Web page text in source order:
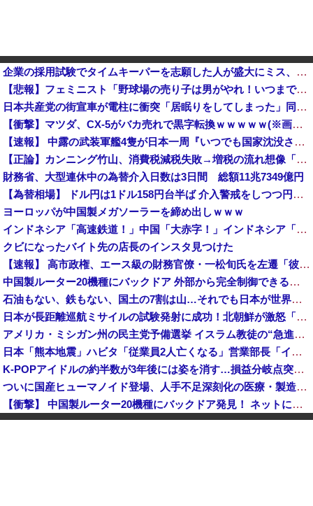
企業の採用試験でタイムキーパーを志願した人が盛大にミス、グループは険悪になりタイムアップとなったが……
【悲報】フェミニスト「野球場の売り子は男がやれ！いつまで女性を奴隷扱いする気だ」他
日本共産党の街宣車が電柱に衝突「居眠りをしてしまった」同乗していた県議を含め男女3人重傷
【衝撃】マツダ、CX-5がバカ売れで黒字転換ｗｗｗｗｗ(※画像あり)
【速報】 中露の武装軍艦4隻が日本一周『いつでも国家沈没させられるぞ』
【正論】カンニング竹山、消費税減税失敗→増税の流れ想像「次誰が総理やりたいと思います？」
財務省、大型連休中の為替介入日数は3日間 総額11兆7349億円
【為替相場】 ドル円は1ドル158円台半ば 介入警戒をしつつ円売りが続行
ヨーロッパが中国製メガソーラーを締め出しｗｗｗ
インドネシア「高速鉄道！」中国「大赤字！」インドネシア「運営会社の株式購入！（負債対策」中国「はい（巨額負債」インドネシア「700km延伸計画！（実質中止」→
クビになったバイト先の店長のインスタ見つけた
【速報】 高市政権、エース級の財務官僚・一松旬氏を左遷「彼は協力的でなかった」財務省の言いなりではないことが判明
中国製ルーター20機種にバックドア 外部から完全制御できる機能が仕込まれていた
石油もない、鉄もない、国土の7割は山…それでも日本が世界屈指の経済大国になれた「勤勉さ」以外の勝因！
日本が長距離巡航ミサイルの試験発射に成功！北朝鮮が激怒「日本が戦争国家になろうとしている」「絶対に傍観しない、必ず後悔させる」
アメリカ・ミシガン州の民主党予備選挙 イスラム教徒の“急進左派”候補が勝利確実に⋯トランプ氏は批判
日本「熊本地震」ハビタ「従業員2人亡くなる」営業部長「イオンのスタッフに制止されなかった」日本「部長が連絡後の店員行動を証言（謎」イオン「再入館可能の事実ない」→
K-POPアイドルの約半数が3年後には姿を消す…損益分岐点突破は4％未満
ついに国産ヒューマノイド登場、人手不足深刻化の医療・製造現場などでの活用想定！
【衝撃】 中国製ルーター20機種にバックドア発見！ ネットに繋ぐだけで35秒ごとに中国のサーバーと通信
ダイソーの220円のUSBケーブルが3ヶ月でダメになったんやが